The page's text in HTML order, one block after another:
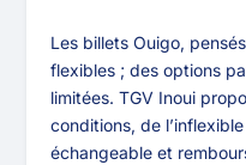
Les billets Ouigo,
flexibles ; des options
limitées. TGV Inoui
conditions, de
échangeable et